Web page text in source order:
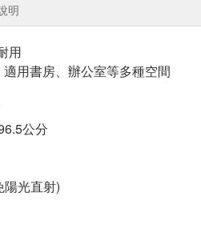
明
用
用書房、辦公室等多種空間
公分
光直射)